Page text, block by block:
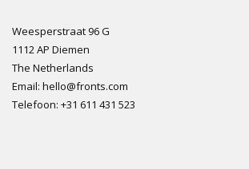
Weesperstraat 96 G
1112 AP Diemen
The Netherlands
Email: hello@fronts.com
Telefoon: +31 611 431 523